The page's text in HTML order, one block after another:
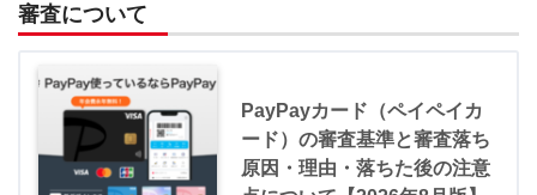
審査について
PayPayカード（ペイペイカ
ード）の審査基準と審査落ち
原因・理由・落ちた後の注意